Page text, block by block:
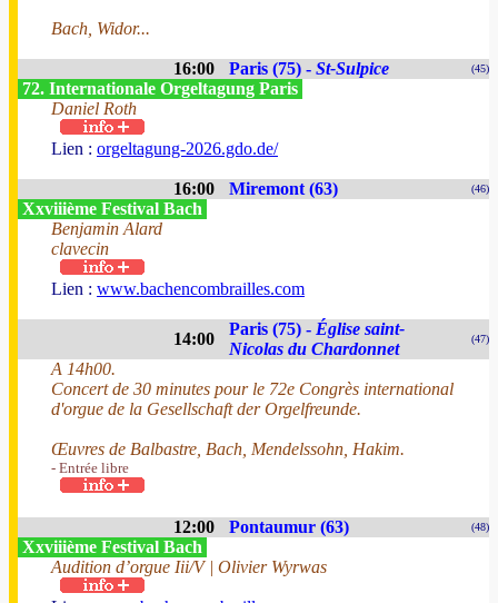
Bach, Widor...
16:00 Paris (75) - St-Sulpice (45)
72. Internationale Orgeltagung Paris
Daniel Roth
Lien : orgeltagung-2026.gdo.de/
16:00 Miremont (63) (46)
Xxviiième Festival Bach
Benjamin Alard
clavecin
Lien : www.bachencombrailles.com
14:00
Paris (75) - Église saint-
Nicolas du Chardonnet
(47)
A 14h00.
Concert de 30 minutes pour le 72e Congrès international
d'orgue de la Gesellschaft der Orgelfreunde.
Œuvres de Balbastre, Bach, Mendelssohn, Hakim.
- Entrée libre
12:00 Pontaumur (63) (48)
Xxviiième Festival Bach
Audition d’orgue Iii/V | Olivier Wyrwas